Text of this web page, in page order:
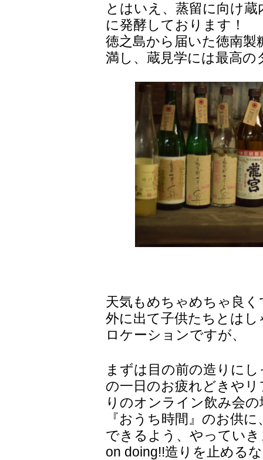
とはいえ、蒸留に向け
に発酵しております！
徳之島から届いた徳南
満し、蔵見学には最高
天気もめちゃめちゃ良く
外に出て子供たちとは
ロケーションですが、
まずは目の前の造りに
の一日のお疲れどきや
りのオンライン飲み会
『おうち時間』のお供
できるよう、やってい
on doing!!造りを止める